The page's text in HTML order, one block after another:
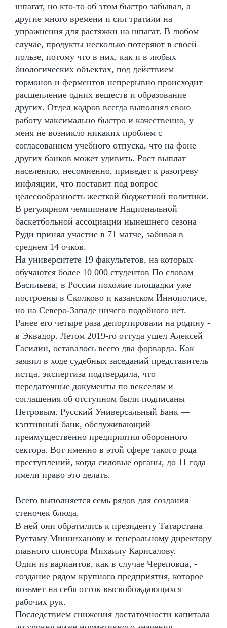
шпагат, но кто-то об этом быстро забывал, а
другие много времени и сил тратили на
упражнения для растяжки на шпагат. В любом
случае, продукты несколько потеряют в своей
пользе, потому что в них, как и в любых
биологических объектах, под действием
гормонов и ферментов непрерывно происходит
расщепление одних веществ и образование
других. Отдел кадров всегда выполнял свою
работу максимально быстро и качественно, у
меня не возникло никаких проблем с
согласованием учебного отпуска, что на фоне
других банков может удивить. Рост выплат
населению, несомненно, приведет к разогреву
инфляции, что поставит под вопрос
целесообразность жесткой бюджетной политики.
В регулярном чемпионате Национальной
баскетбольной ассоциации нынешнего сезона
Руди принял участие в 71 матче, забивая в
среднем 14 очков.
На университете 19 факультетов, на которых
обучаются более 10 000 студентов По словам
Васильева, в России похожие площадки уже
построены в Сколково и казанском Иннополисе,
но на Северо-Западе ничего подобного нет.
Ранее его четыре раза депортировали на родину -
в Эквадор. Летом 2019-го оттуда ушел Алексей
Гасилин, оставалось всего два форварда. Как
заявил в ходе судебных заседаний представитель
истца, экспертиза подтвердила, что
передаточные документы по векселям и
соглашения об отступном были подписаны
Петровым. Русский Универсальный Банк —
кэптивный банк, обслуживающий
преимущественно предприятия оборонного
сектора. Вот именно в этой сфере такого рода
преступлений, когда силовые органы, до 11 года
имели право это делать.
Всего выполняется семь рядов для создания
стеночек блюда.
В ней они обратились к президенту Татарстана
Рустаму Минниханову и генеральному директору
главного спонсора Михаилу Карисалову.
Один из вариантов, как в случае Череповца, -
создание рядом крупного предприятия, которое
возьмет на себя отток высвобождающихся
рабочих рук.
Последствием снижения достаточности капитала